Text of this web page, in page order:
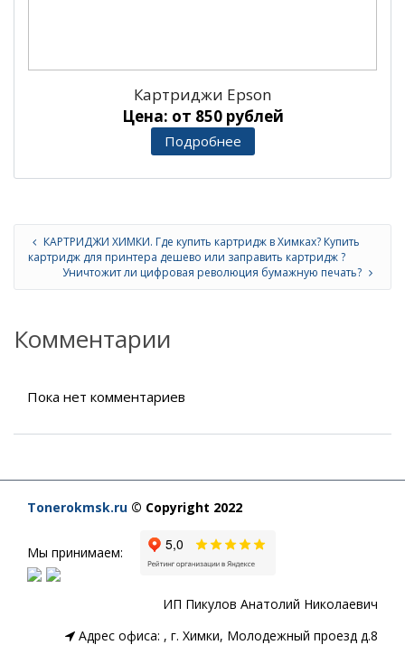
Картриджи Epson
Цена: от 850 рублей
Подробнее
КАРТРИДЖИ ХИМКИ. Где купить картридж в Химках? Купить
картридж для принтера дешево или заправить картридж ?
Уничтожит ли цифровая революция бумажную печать?
Комментарии
Пока нет комментариев
Tonerokmsk.ru © Copyright 2022
Мы принимаем:
ИП Пикулов Анатолий Николаевич
Адрес офиса: , г. Химки, Молодежный проезд д.8